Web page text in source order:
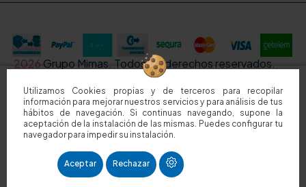
Utilizamos Cookies propias y de terceros para recopilar
información para mejorar nuestros servicios y para análisis de tus
hábitos de navegación. Si continuas navegando, supone la
aceptación de la instalación de las mismas. Puedes configurar tu
navegador para impedir su instalación.
Aceptar Rechazar
2026 Grupo Mimas. Todos los derechos reservados.
Sitio protegido por reCAPTCHA.Privacidad-Términos